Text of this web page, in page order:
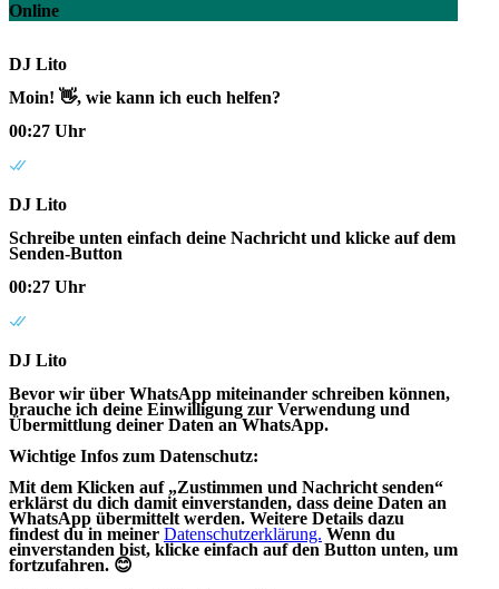
Online
DJ Lito
Moin! 👋, wie kann ich euch helfen?
00:27 Uhr
DJ Lito
Schreibe unten einfach deine Nachricht und klicke auf dem
Senden-Button
00:27 Uhr
DJ Lito
Bevor wir über WhatsApp miteinander schreiben können,
brauche ich deine Einwilligung zur Verwendung und
Übermittlung deiner Daten an WhatsApp.
Wichtige Infos zum Datenschutz:
Mit dem Klicken auf „Zustimmen und Nachricht senden“
erklärst du dich damit einverstanden, dass deine Daten an
WhatsApp übermittelt werden. Weitere Details dazu
findest du in meiner Datenschutzerklärung. Wenn du
einverstanden bist, klicke einfach auf den Button unten, um
fortzufahren. 😊